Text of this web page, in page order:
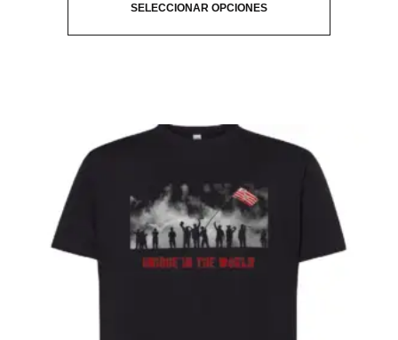
SELECCIONAR OPCIONES